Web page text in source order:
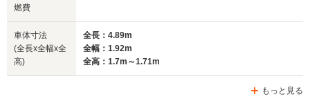
燃費
車体寸法
(全長x全幅x全
高)
全長：4.89m
全幅：1.92m
全高：1.7m～1.71m
もっと見る